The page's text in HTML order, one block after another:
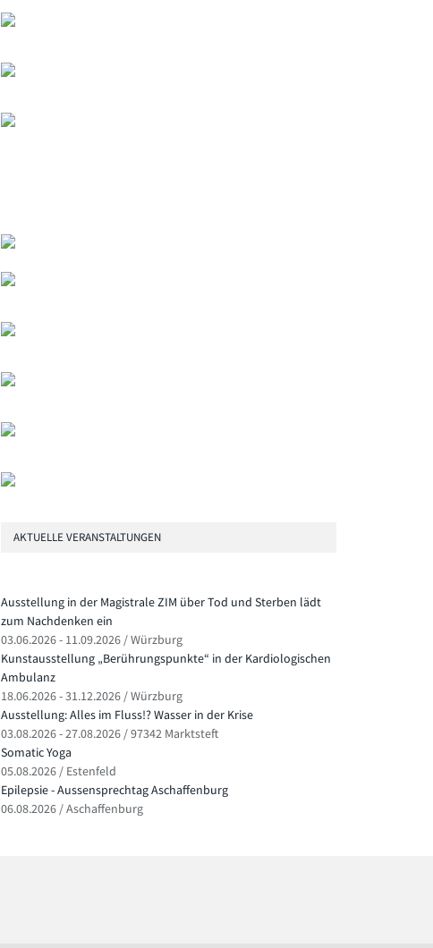
AKTUELLE VERANSTALTUNGEN
Ausstellung in der Magistrale ZIM über Tod und Sterben lädt
zum Nachdenken ein
03.06.2026 - 11.09.2026 / Würzburg
Kunstausstellung „Berührungspunkte“ in der Kardiologischen
Ambulanz
18.06.2026 - 31.12.2026 / Würzburg
Ausstellung: Alles im Fluss!? Wasser in der Krise
03.08.2026 - 27.08.2026 / 97342 Marktsteft
Somatic Yoga
05.08.2026 / Estenfeld
Epilepsie - Aussensprechtag Aschaffenburg
06.08.2026 / Aschaffenburg